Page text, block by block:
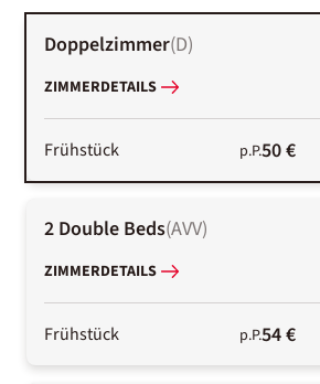
Doppelzimmer(D)
ZIMMERDETAILS
Frühstück p.P.50 €
2 Double Beds(AVV)
ZIMMERDETAILS
Frühstück p.P.54 €